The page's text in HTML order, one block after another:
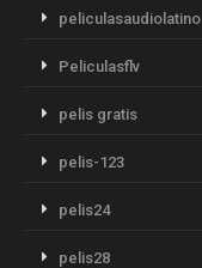
peliculasaudiolatino
Peliculasflv
pelis gratis
pelis-123
pelis24
pelis28